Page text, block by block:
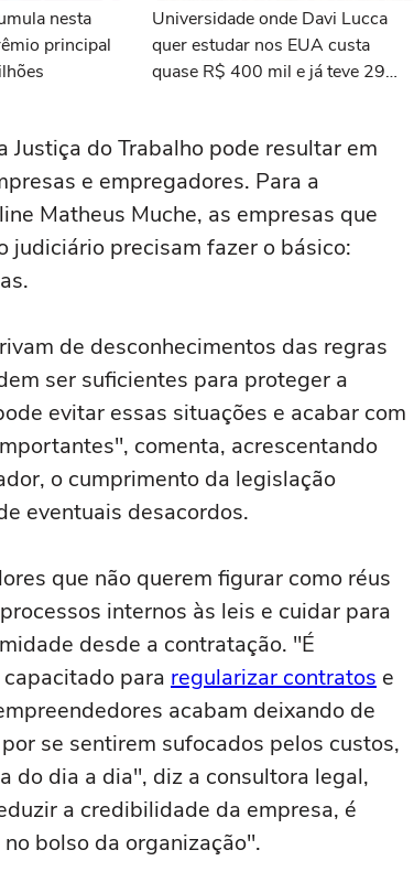
nesta
principal
Universidade onde Davi Lucca
quer estudar nos EUA custa
quase R$ 400 mil e já teve 29
do Trabalho pode resultar em
e empregadores. Para a
Matheus Muche, as empresas que
precisam fazer o básico:
de desconhecimentos das regras
ser suficientes para proteger a
evitar essas situações e acabar com
comenta, acrescentando
o cumprimento da legislação
eventuais desacordos.
que não querem figurar como réus
internos às leis e cuidar para
desde a contratação. "É
para regularizar contratos e
acabam deixando de
se sentirem sufocados pelos custos,
do dia a dia", diz a consultora legal,
a credibilidade da empresa, é
bolso da organização".